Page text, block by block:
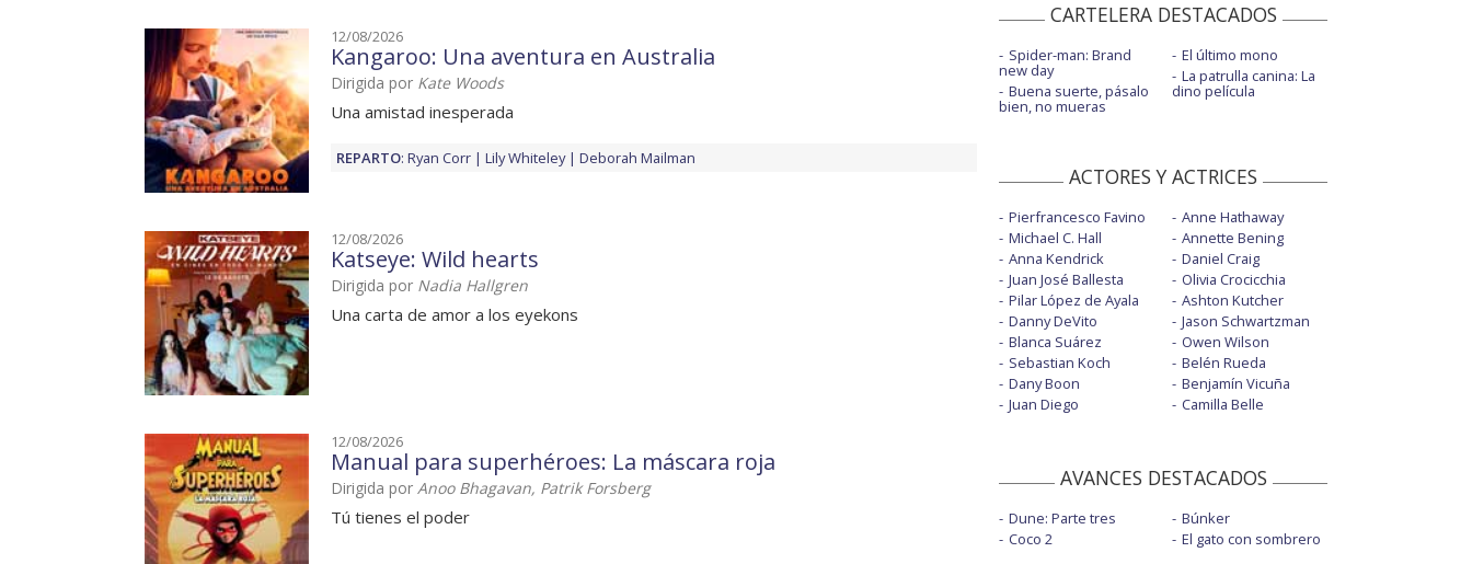
12/08/2026
Kangaroo: Una aventura en Australia
Dirigida por Kate Woods
Una amistad inesperada
REPARTO: Ryan Corr Lily Whiteley Deborah Mailman
12/08/2026
Katseye: Wild hearts
Dirigida por Nadia Hallgren
Una carta de amor a los eyekons
12/08/2026
Manual para superhéroes: La máscara roja
Dirigida por Anoo Bhagavan, Patrik Forsberg
Tú tienes el poder
CARTELERA DESTACADOS
Spider-man: Brand
new day
Buena suerte, pásalo
bien, no mueras
El último mono
La patrulla canina: La
dino película
ACTORES Y ACTRICES
Pierfrancesco Favino
Michael C. Hall
Anna Kendrick
Juan José Ballesta
Pilar López de Ayala
Danny DeVito
Blanca Suárez
Sebastian Koch
Dany Boon
Juan Diego
Anne Hathaway
Annette Bening
Daniel Craig
Olivia Crocicchia
Ashton Kutcher
Jason Schwartzman
Owen Wilson
Belén Rueda
Benjamín Vicuña
Camilla Belle
AVANCES DESTACADOS
Dune: Parte tres
Coco 2
Búnker
El gato con sombrero